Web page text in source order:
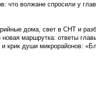
что волжане спросили у
дома, свет в СНТ и
маршрутка: ответы
крик души микрорайонов: